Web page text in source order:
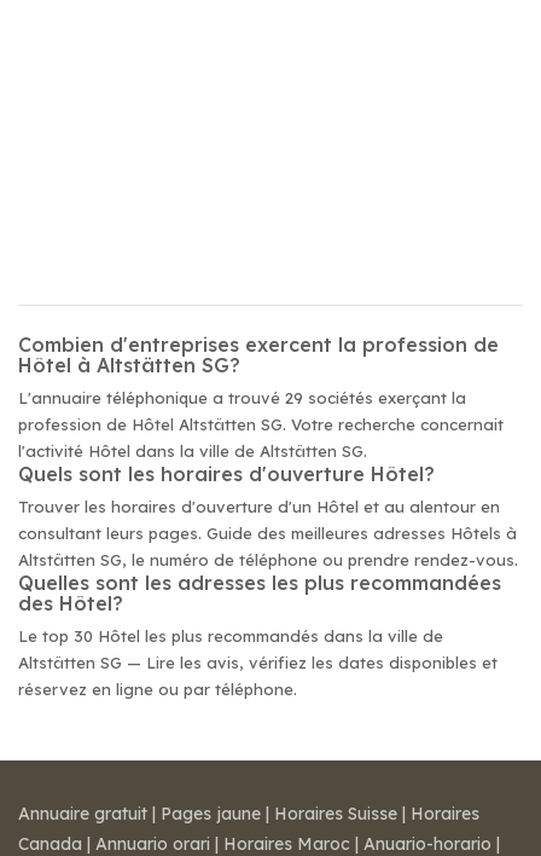
Combien d'entreprises exercent la profession de
Hôtel à Altstätten SG?
L'annuaire téléphonique a trouvé 29 sociétés exerçant la
profession de Hôtel Altstätten SG. Votre recherche concernait
l'activité Hôtel dans la ville de Altstätten SG.
Quels sont les horaires d'ouverture Hôtel?
Trouver les horaires d'ouverture d'un Hôtel et au alentour en
consultant leurs pages. Guide des meilleures adresses Hôtels à
Altstätten SG, le numéro de téléphone ou prendre rendez-vous.
Quelles sont les adresses les plus recommandées
des Hôtel?
Le top 30 Hôtel les plus recommandés dans la ville de
Altstätten SG — Lire les avis, vérifiez les dates disponibles et
réservez en ligne ou par téléphone.
Annuaire gratuit | Pages jaune | Horaires Suisse | Horaires
Canada | Annuario orari | Horaires Maroc | Anuario-horario |